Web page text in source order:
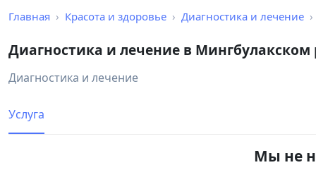
Главная Красота и здоровье Диагностика и лечение
Диагностика и лечение в Мингбулакском
Диагностика и лечение
Услуга
Мы не